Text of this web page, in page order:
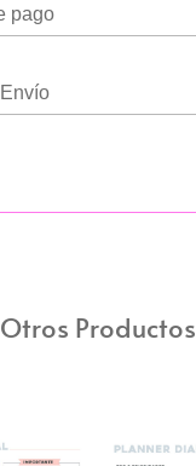
pago
Otros Productos